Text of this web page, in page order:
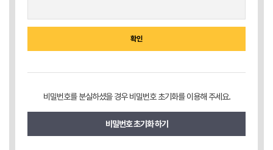
확인
비밀번호를 분실하셨을 경우 비밀번호 초기화를 이용해 주세요.
비밀번호 초기화 하기